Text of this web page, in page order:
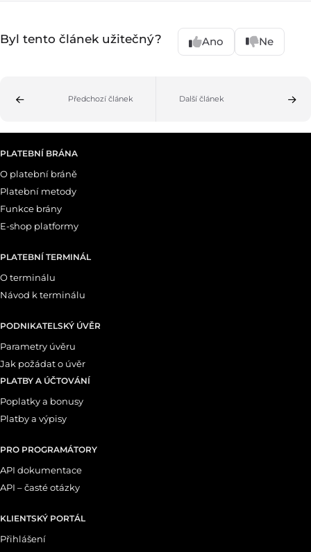
Byl tento článek užitečný? Ano Ne
Předchozí článek Další článek
PLATEBNÍ BRÁNA
O platební bráně
Platební metody
Funkce brány
E-shop platformy
PLATEBNÍ TERMINÁL
O terminálu
Návod k terminálu
PODNIKATELSKÝ ÚVĚR
Parametry úvěru
Jak požádat o úvěr
PLATBY A ÚČTOVÁNÍ
Poplatky a bonusy
Platby a výpisy
PRO PROGRAMÁTORY
API dokumentace
API – časté otázky
KLIENTSKÝ PORTÁL
Přihlášení